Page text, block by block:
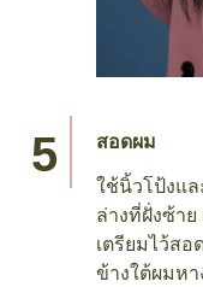
สอดผม
ใช้นิ้วโป้งแ
ล่างที่ฝั่งซ้า
เตรียมไว้ส
ข้างใต้ผมห